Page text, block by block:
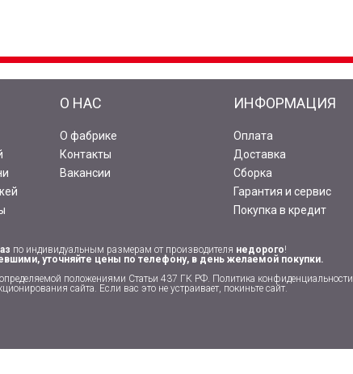
О НАС
О фабрике
Контакты
Вакансии
ИНФОРМАЦИЯ
Оплата
Доставка
Сборка
Гарантия и сервис
Покупка в кредит
по индивидуальным размерам от производителя недорого!
уточняйте цены по телефону, в день желаемой покупки.
положениями Статьи 437 ГК РФ. Политика конфиденциальности
сайта. Если вас это не устраивает, покиньте сайт.